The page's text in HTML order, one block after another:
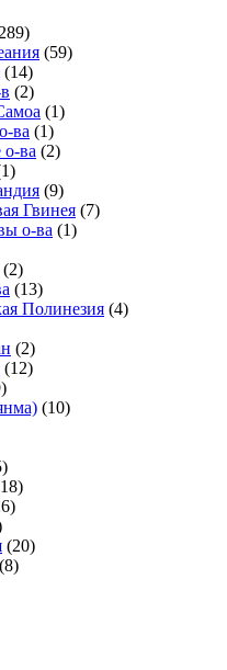
(59)
(14)
(2)
(1)
ва (1)
о-ва (2)
(9)
Гвинея (7)
о-ва (1)
(2)
(13)
Полинезия (4)
(2)
(12)
(10)
(20)
(8)